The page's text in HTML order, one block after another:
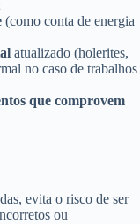
(como conta de energia
atualizado (holerites,
no caso de trabalhos
que comprovem
evita o risco de ser
ou